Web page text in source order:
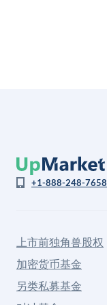
+1-888-248-7658
上市前独角兽股权
加密货币基金
另类私募基金